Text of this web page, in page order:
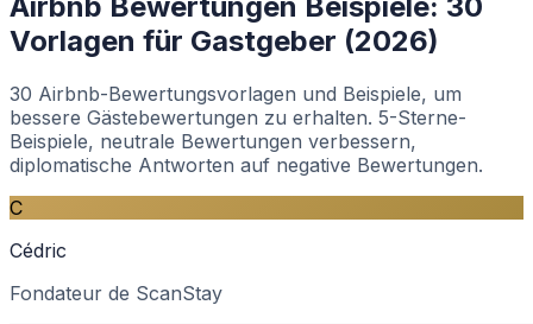
Vorlagen für Gastgeber (2026)
30 Airbnb-Bewertungsvorlagen und Beispiele, um
bessere Gästebewertungen zu erhalten. 5-Sterne-
Beispiele, neutrale Bewertungen verbessern,
diplomatische Antworten auf negative Bewertungen.
C
Cédric
Fondateur de ScanStay